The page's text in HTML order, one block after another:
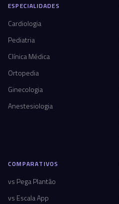
ESPECIALIDADES
Cardiologia
Pediatria
Clínica Médica
Ortopedia
Ginecologia
Anestesiologia
COMPARATIVOS
vs Pega Plantão
vs Escala App